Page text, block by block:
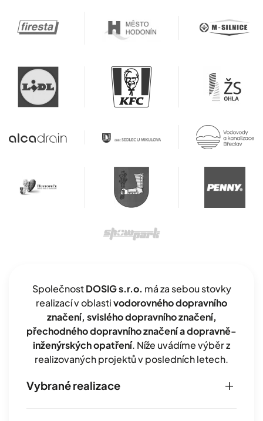
SpolečnostDOSIG s.r.o. má za sebou stovky
realizací v oblastivodorovného dopravního
značení, svislého dopravního značení,
přechodného dopravního značení a dopravně-
inženýrských opatření. Níže uvádíme výběr z
realizovaných projektů v posledních letech.
Vybrané realizace